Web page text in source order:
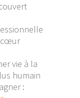
cœur
vie à la
humain
: